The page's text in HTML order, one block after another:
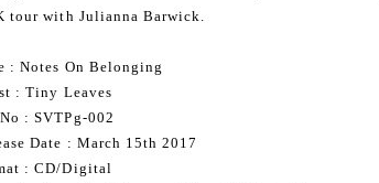
tour with Julianna Barwick.
: Notes On Belonging
: Tiny Leaves
: SVTPg-002
Date : March 15th 2017
: CD/Digital